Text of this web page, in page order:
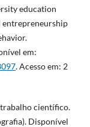
education
em:
. Acesso em: 2
científico.
Disponível